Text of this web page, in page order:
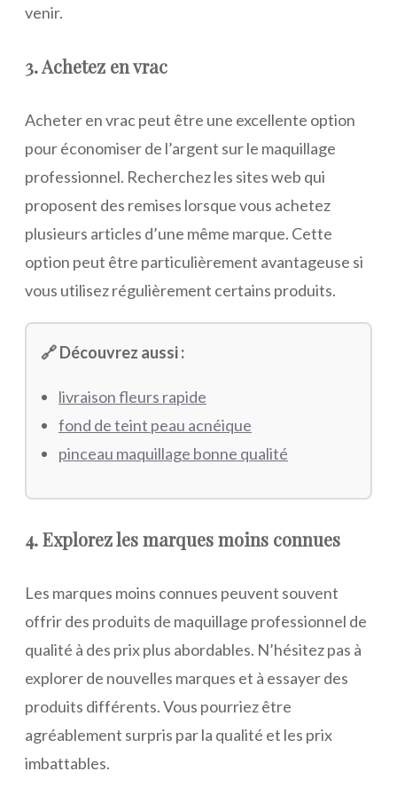
venir.
3. Achetez en vrac
Acheter en vrac peut être une excellente option
pour économiser de l’argent sur le maquillage
professionnel. Recherchez les sites web qui
proposent des remises lorsque vous achetez
plusieurs articles d’une même marque. Cette
option peut être particulièrement avantageuse si
vous utilisez régulièrement certains produits.
🔗 Découvrez aussi :
livraison fleurs rapide
fond de teint peau acnéique
pinceau maquillage bonne qualité
4. Explorez les marques moins connues
Les marques moins connues peuvent souvent
offrir des produits de maquillage professionnel de
qualité à des prix plus abordables. N’hésitez pas à
explorer de nouvelles marques et à essayer des
produits différents. Vous pourriez être
agréablement surpris par la qualité et les prix
imbattables.